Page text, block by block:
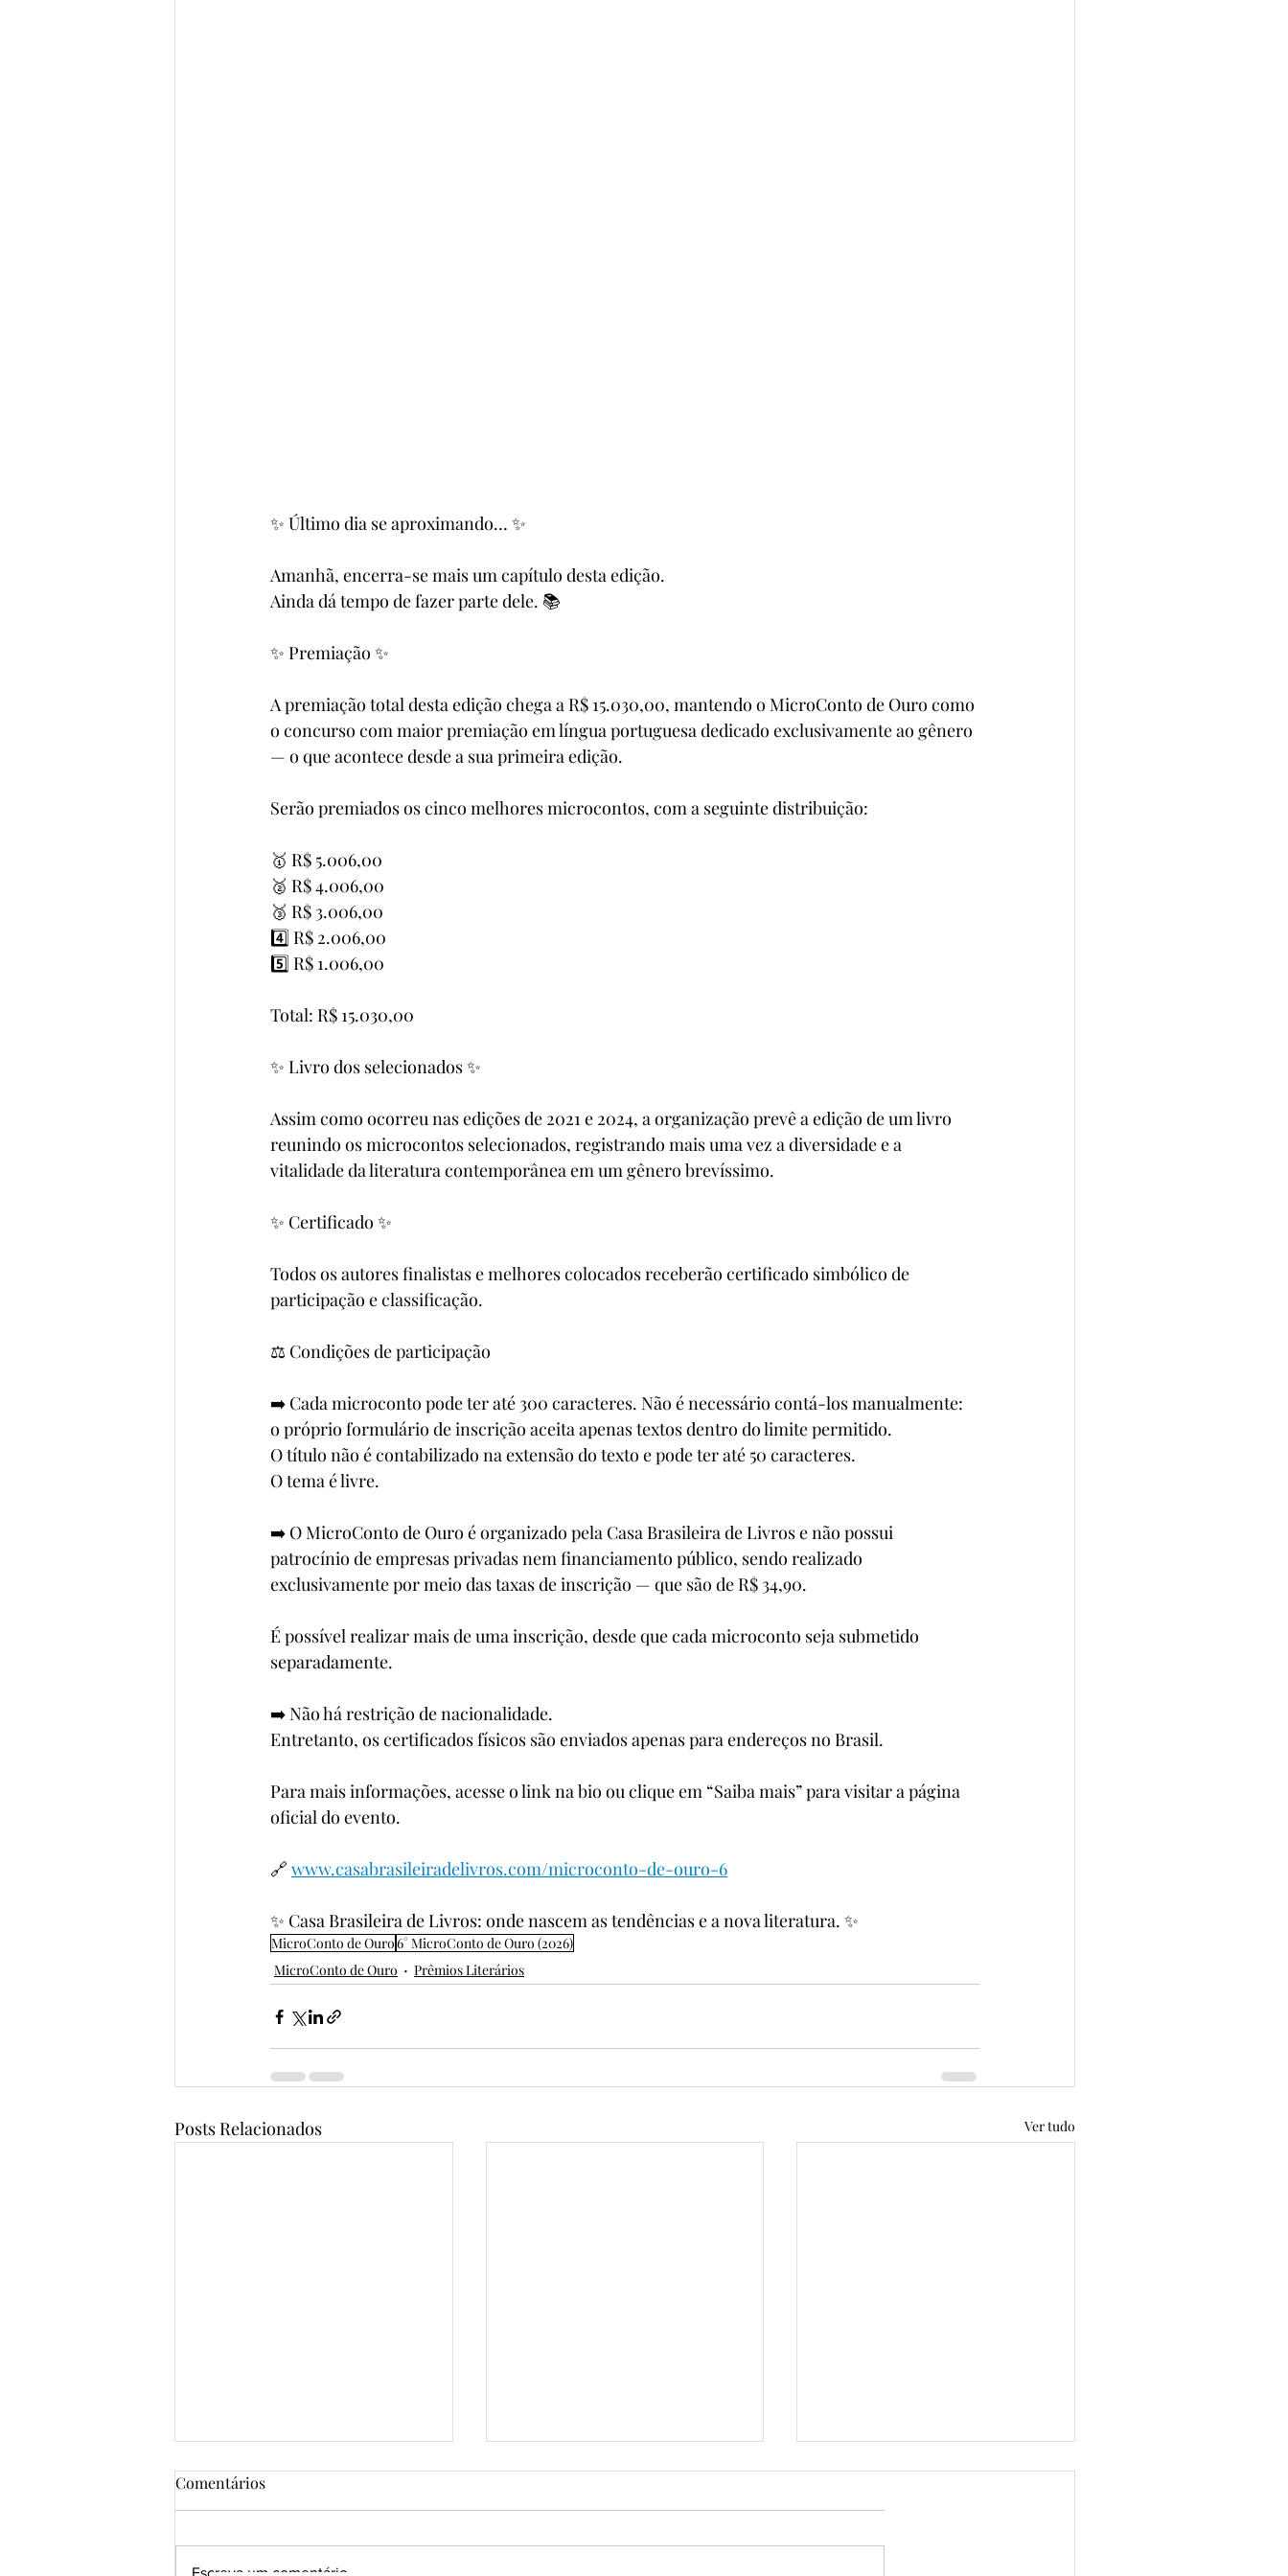
✨ Último dia se aproximando… ✨
Amanhã, encerra-se mais um capítulo desta edição.
Ainda dá tempo de fazer parte dele. 📚
✨ Premiação ✨
A premiação total desta edição chega a R$ 15.030,00, mantendo o MicroConto de Ouro como
o concurso com maior premiação em língua portuguesa dedicado exclusivamente ao gênero
— o que acontece desde a sua primeira edição.
Serão premiados os cinco melhores microcontos, com a seguinte distribuição:
🥇 R$ 5.006,00
🥈 R$ 4.006,00
🥉 R$ 3.006,00
4️⃣ R$ 2.006,00
5️⃣ R$ 1.006,00
Total: R$ 15.030,00
✨ Livro dos selecionados ✨
Assim como ocorreu nas edições de 2021 e 2024, a organização prevê a edição de um livro
reunindo os microcontos selecionados, registrando mais uma vez a diversidade e a
vitalidade da literatura contemporânea em um gênero brevíssimo.
✨ Certificado ✨
Todos os autores finalistas e melhores colocados receberão certificado simbólico de
participação e classificação.
⚖️ Condições de participação
➡️ Cada microconto pode ter até 300 caracteres. Não é necessário contá-los manualmente:
o próprio formulário de inscrição aceita apenas textos dentro do limite permitido.
O título não é contabilizado na extensão do texto e pode ter até 50 caracteres.
O tema é livre.
➡️ O MicroConto de Ouro é organizado pela Casa Brasileira de Livros e não possui
patrocínio de empresas privadas nem financiamento público, sendo realizado
exclusivamente por meio das taxas de inscrição — que são de R$ 34,90.
É possível realizar mais de uma inscrição, desde que cada microconto seja submetido
separadamente.
➡️ Não há restrição de nacionalidade.
Entretanto, os certificados físicos são enviados apenas para endereços no Brasil.
Para mais informações, acesse o link na bio ou clique em “Saiba mais” para visitar a página
oficial do evento.
🔗 www.casabrasileiradelivros.com/microconto-de-ouro-6
✨ Casa Brasileira de Livros: onde nascem as tendências e a nova literatura. ✨
MicroConto de Ouro6° MicroConto de Ouro (2026)
MicroConto de Ouro
Prêmios Literários
Posts Relacionados Ver tudo
Comentários